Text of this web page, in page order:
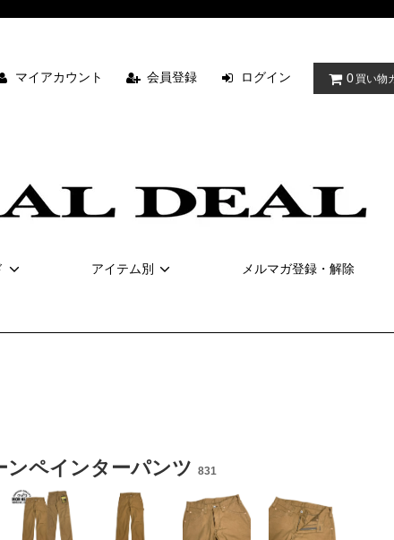
マイアカウント 会員登録 ログイン 0 買い物
アイテム別 メルマガ登録・解除
ンペインターパンツ 831